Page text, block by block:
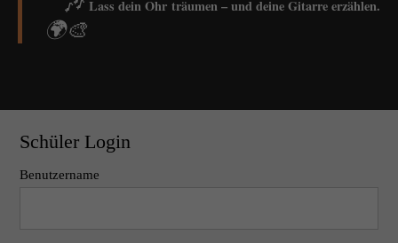
Lass dein Ohr träumen – und deine Gitarre erzählen.
🌍🎨
Schüler Login
Benutzername